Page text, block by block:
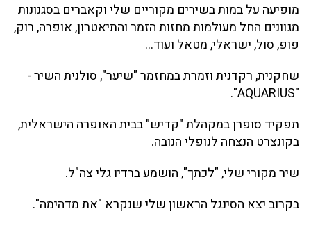
מופיעה על במות בשירים מקוריים שלי וקאברים בסגנונות
מגוונים החל מעולמות מחזות הזמר והתיאטרון, אופרה, רוק,
פופ, סול, ישראלי, מטאל ועוד…
שחקנית, רקדנית וזמרת במחזמר "שיער", סולנית השיר -
"AQUARIUS".
תפקיד סופרן במקהלת "קדיש" בבית האופרה הישראלית,
בקונצרט הנצחה לנופלי הנובה.
שיר מקורי שלי, "לכתך", הושמע ברדיו גלי צה"ל.
בקרוב יצא הסינגל הראשון שלי שנקרא "את מדהימה".